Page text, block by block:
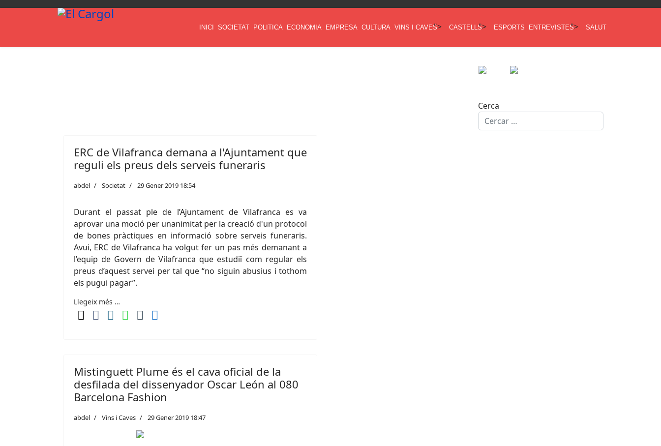
INICI SOCIETAT POLITICA ECONOMIA EMPRESA CULTURA VINS I CAVES"> CASTELLS"> ESPORTS ENTREVISTES"> SALUT
Cerca
ERC de Vilafranca demana a l'Ajuntament que
reguli els preus dels serveis funeraris
abdel Societat 29 Gener 2019 18:54
Durant el passat ple de l’Ajuntament de Vilafranca es va
aprovar una moció per unanimitat per la creació d'un protocol
de bones pràctiques en informació sobre serveis funeraris.
Avui, ERC de Vilafranca ha volgut fer un pas més demanant a
l’equip de Govern de Vilafranca que estudiï com regular els
preus d’aquest servei per tal que “no siguin abusius i tothom
els pugui pagar”.
Llegeix més …
Mistinguett Plume és el cava oficial de la
desfilada del dissenyador Oscar León al 080
Barcelona Fashion
abdel Vins i Caves 29 Gener 2019 18:47